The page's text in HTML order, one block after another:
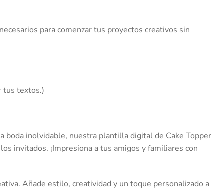
para comenzar tus proyectos creativos sin
tus textos.)
boda inolvidable, nuestra plantilla digital de Cake Topper
invitados. ¡Impresiona a tus amigos y familiares con
Añade estilo, creatividad y un toque personalizado a